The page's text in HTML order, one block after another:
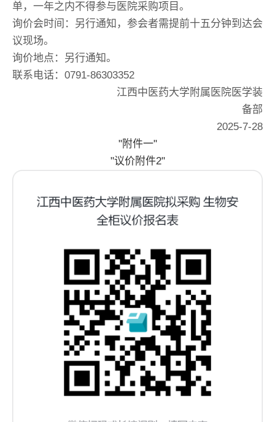
单，一年之内不得参与医院采购项目。
询价会时间：另行通知，参会者需提前十五分钟到达会
议现场。
询价地点：另行通知。
联系电话：0791-86303352
江西中医药大学附属医院医学装
备部
2025-7-28
"附件一"
"议价附件2"